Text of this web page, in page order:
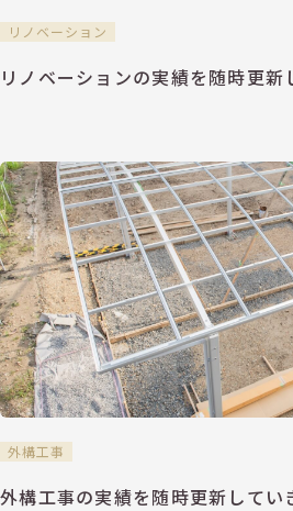
リノベーション
リノベーションの実績を随時更新
外構工事
外構工事の実績を随時更新してい